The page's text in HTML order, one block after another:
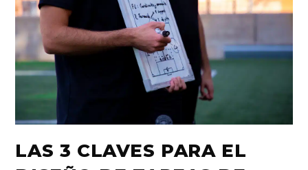
LAS 3 CLAVES PARA EL